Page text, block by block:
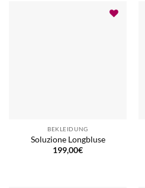
BEKLEIDUNG
Soluzione Longbluse
199,00€